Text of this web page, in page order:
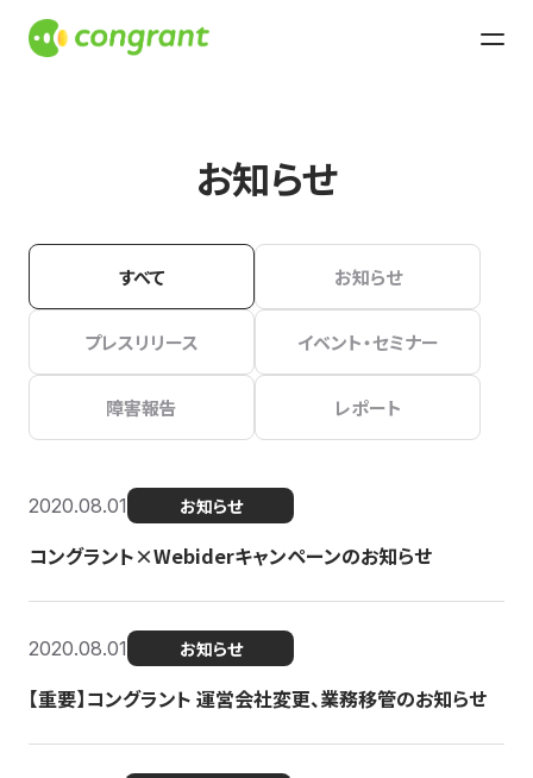
お知らせ
すべて お知らせ
プレスリリース イベント・セミナー
障害報告 レポート
2020.08.01 お知らせ
コングラント×Webiderキャンペーンのお知らせ
2020.08.01 お知らせ
【重要】コングラント 運営会社変更、業務移管のお知らせ